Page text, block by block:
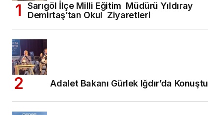
Sarıgöl İlçe Milli Eğitim Müdürü Yıldıray
Demirtaş’tan Okul Ziyaretleri
Adalet Bakanı Gürlek Iğdır’da Konuştu